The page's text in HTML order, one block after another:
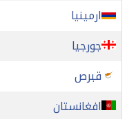
ارمينيا
جورجيا
قبرص
افغانستان